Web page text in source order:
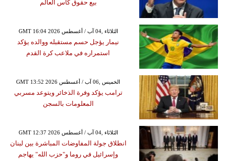
بيع حقوق كأس العالم
GMT 16:04 2026 الثلاثاء ,04 آب / أغسطس
نيمار يؤجل حسم مستقبله ووالده يؤكد
استمراره في ملاعب كرة القدم
GMT 13:52 2026 الخميس ,06 آب / أغسطس
ترامب يؤكد وفرة الذخائر ويتوعد مسربي
المعلومات بالسجن
GMT 12:37 2026 الثلاثاء ,04 آب / أغسطس
انطلاق جولة المفاوضات المباشرة بين لبنان
وإسرائيل في روما و"حزب الله" يهاجم